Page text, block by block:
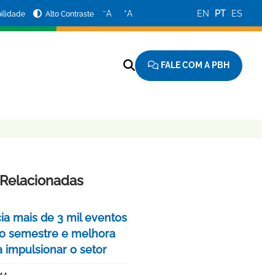
Alto Contraste −A +A EN PT ES
FALE COM A PBH
mais de 3 mil eventos
semestre e melhora
impulsionar o setor